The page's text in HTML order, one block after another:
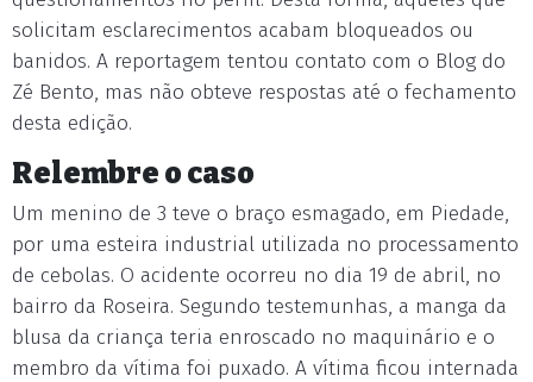
solicitam esclarecimentos acabam bloqueados ou
banidos. A reportagem tentou contato com o Blog do
Zé Bento, mas não obteve respostas até o fechamento
desta edição.
Relembre o caso
Um menino de 3 teve o braço esmagado, em Piedade,
por uma esteira industrial utilizada no processamento
de cebolas. O acidente ocorreu no dia 19 de abril, no
bairro da Roseira. Segundo testemunhas, a manga da
blusa da criança teria enroscado no maquinário e o
membro da vítima foi puxado. A vítima ficou internada